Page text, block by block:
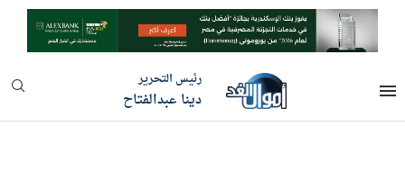
رئيس التحرير
دينا عبدالفتاح